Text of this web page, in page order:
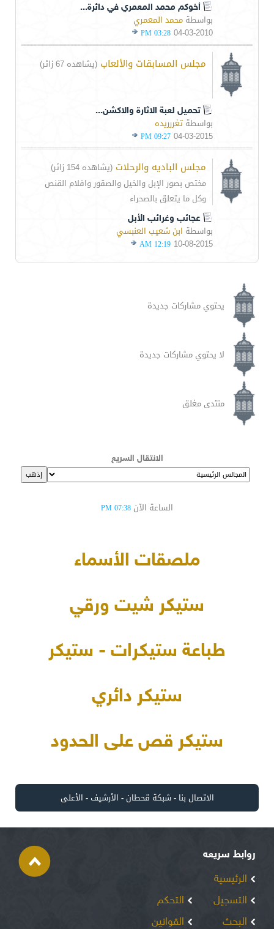
أخوكم محمد المعمري في دائرة...
بواسطة محمد المعمري
04-03-2010
03:28 PM
مجلس المسابقات والألعاب (يشاهده 67 زائر)
تحميل لعبة الاثارة والاكشن...
بواسطة تغررريده
04-03-2015
09:27 PM
مجلس الباديه والرحلات (يشاهده 154 زائر)
مختص بصور الإبل والخيل والصقور وافلام القنص
وكل ما يتعلق بالصحراء
عجائب وغرائب الأبل
بواسطة ابن شعيب العنبسي
10-08-2015
12:19 AM
يحتوي مشاركات جديدة
لا يحتوي مشاركات جديدة
منتدى مغلق
الانتقال السريع
الساعة الآن 07:38 PM
ملصقات الأسماء
ستيكر شيت ورقي
طباعة ستيكرات - ستيكر
ستيكر دائري
ستيكر قص على الحدود
الاتصال بنا -شبكة قحطان- الأرشيف- الأعلى
روابط سريعه
الرئيسية
التسجيل
البحث
التحكم
القوانين